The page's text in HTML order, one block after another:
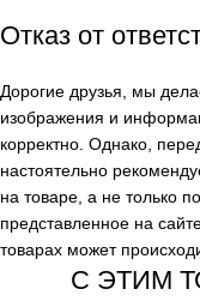
Отказ от
Дорогие друзья, мы
изображения и
корректно. Однако,
настоятельно
на товаре, а не только
представленное на
товарах может
С ЭТИМ